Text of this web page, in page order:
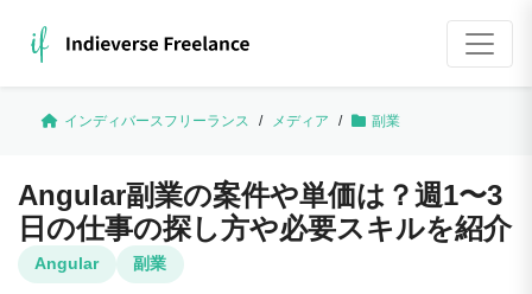
インディバースフリーランス / メディア / 副業
Angular副業の案件や単価は？週1〜3
日の仕事の探し方や必要スキルを紹介
Angular 副業